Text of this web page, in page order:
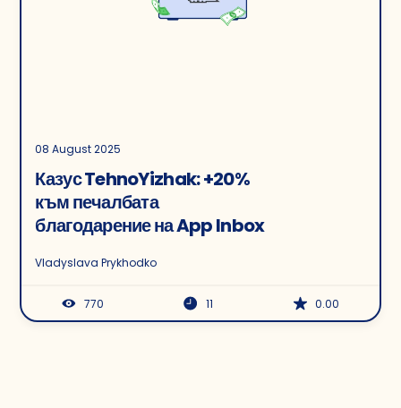
08 August 2025
Казус TehnoYizhak: +20%
към печалбата
благодарение на App Inbox
Vladyslava Prykhodko
770 11 0.00